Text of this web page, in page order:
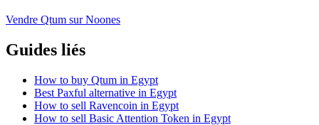
Vendre Qtum sur Noones
Guides liés
How to buy Qtum in Egypt
Best Paxful alternative in Egypt
How to sell Ravencoin in Egypt
How to sell Basic Attention Token in Egypt